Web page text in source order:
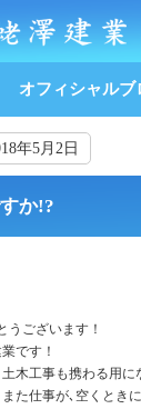
オフィシャルブ
年5月2日
か!?
うございます！
です！
木工事も携わる用
た仕事が､空くとき